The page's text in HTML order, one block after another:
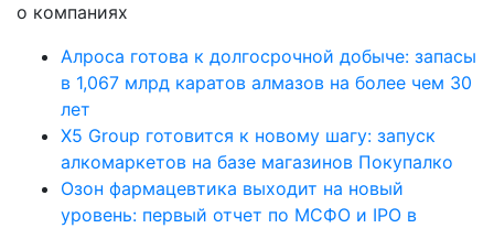
о компаниях
Алроса готова к долгосрочной добыче: запасы
в 1,067 млрд каратов алмазов на более чем 30
лет
X5 Group готовится к новому шагу: запуск
алкомаркетов на базе магазинов Покупалко
Озон фармацевтика выходит на новый
уровень: первый отчет по МСФО и IPO в